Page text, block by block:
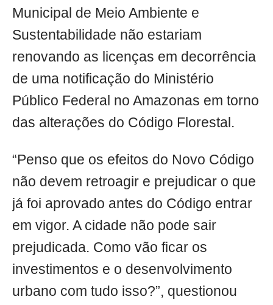
Municipal de Meio Ambiente e
Sustentabilidade não estariam
renovando as licenças em decorrência
de uma notificação do Ministério
Público Federal no Amazonas em torno
das alterações do Código Florestal.
“Penso que os efeitos do Novo Código
não devem retroagir e prejudicar o que
já foi aprovado antes do Código entrar
em vigor. A cidade não pode sair
prejudicada. Como vão ficar os
investimentos e o desenvolvimento
urbano com tudo isso?”, questionou